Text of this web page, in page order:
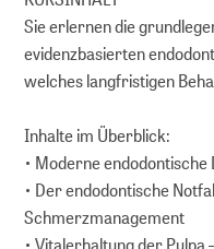
Sie erlernen die
evidenzbasierten
welches langfristigen
Inhalte im Überblick:
• Moderne endodontische
• Der endodontische
Schmerzmanagement
• Vitalerhaltung der Pulpa